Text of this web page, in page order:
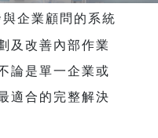
企業顧問的系統
及改善內部作業
論是單一企業或
適合的完整解決